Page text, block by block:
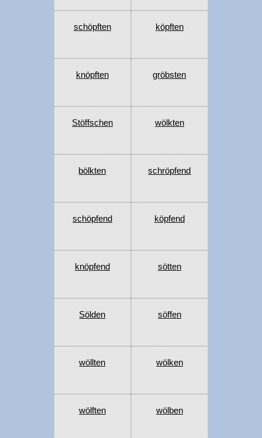
schöpften köpften
knöpften gröbsten
Stöffschen wölkten
bölkten schröpfend
schöpfend köpfend
knöpfend sötten
Sölden söffen
wöllten wölken
wölften wölben